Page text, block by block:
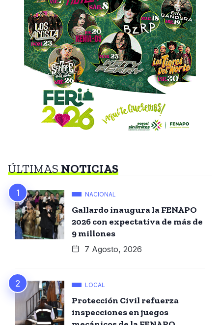
ÚLTIMASNOTICIAS
NACIONAL
Gallardo inaugura la FENAPO
2026 con expectativa de más de
9 millones
7 Agosto, 2026
LOCAL
Protección Civil refuerza
inspecciones en juegos